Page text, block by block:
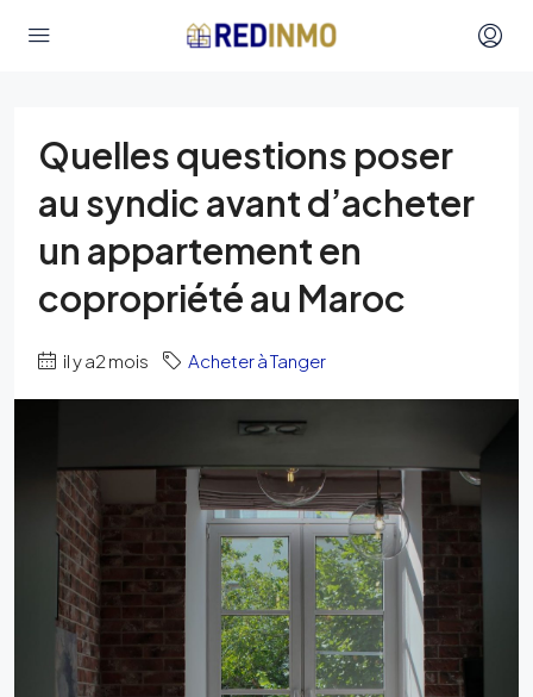
Quelles questions poser
au syndic avant d’acheter
un appartement en
copropriété au Maroc
il y a2 mois Acheter à Tanger